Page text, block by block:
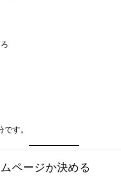
す。
ページか決める